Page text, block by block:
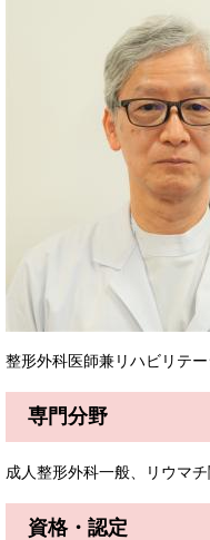
整形外科医師兼リハビリテ
専門分野
成人整形外科一般、リウマ
資格・認定